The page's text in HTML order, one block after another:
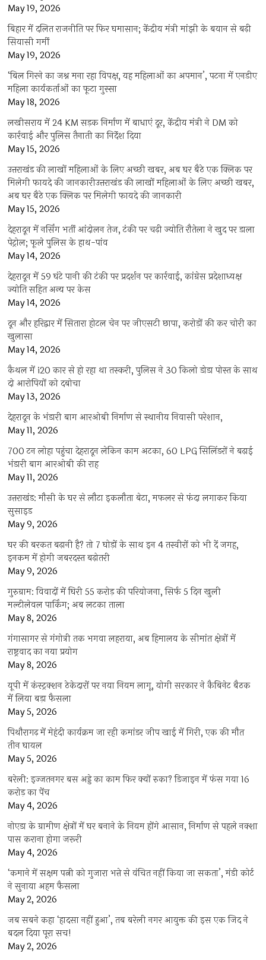
May 19, 2026
बिहार में दलित राजनीति पर फिर घमासान; केंद्रीय मंत्री मांझी के बयान से बढ़ी
सियासी गर्मी
May 19, 2026
‘बिल गिरने का जश्न मना रहा विपक्ष, यह महिलाओं का अपमान’, पटना में एनडीए
महिला कार्यकर्ताओं का फूटा गुस्सा
May 18, 2026
लखीसराय में 24 KM सड़क निर्माण में बाधाएं दूर, केंद्रीय मंत्री ने DM को
कार्रवाई और पुलिस तैनाती का निर्देश दिया
May 15, 2026
उत्तराखंड की लाखों महिलाओं के लिए अच्छी खबर, अब घर बैठे एक क्लिक पर
मिलेगी फायदे की जानकारीउत्तराखंड की लाखों महिलाओं के लिए अच्छी खबर,
अब घर बैठे एक क्लिक पर मिलेगी फायदे की जानकारी
May 15, 2026
देहरादून में नर्सिंग भर्ती आंदोलन तेज, टंकी पर चढ़ी ज्योति रौतेला ने खुद पर डाला
पेट्रोल; फूले पुलिस के हाथ-पांव
May 14, 2026
देहरादून में 59 घंटे पानी की टंकी पर प्रदर्शन पर कार्रवाई, कांग्रेस प्रदेशाध्यक्ष
ज्योति सहित अन्य पर केस
May 14, 2026
दून और हरिद्वार में सितारा होटल चेन पर जीएसटी छापा, करोड़ों की कर चोरी का
खुलासा
May 14, 2026
कैथल में i20 कार से हो रहा था तस्करी, पुलिस ने 30 किलो डोडा पोस्त के साथ
दो आरोपियों को दबोचा
May 13, 2026
देहरादून के भंडारी बाग आरओबी निर्माण से स्थानीय निवासी परेशान,
May 11, 2026
700 टन लोहा पहुंचा देहरादून लेकिन काम अटका, 60 LPG सिलिंडरों ने बढ़ाई
भंडारी बाग आरओबी की राह
May 11, 2026
उत्तराखंड: मौसी के घर से लौटा इकलौता बेटा, मफलर से फंदा लगाकर किया
सुसाइड
May 9, 2026
घर की बरकत बढ़ानी है? तो 7 घोड़ों के साथ इन 4 तस्वीरों को भी दें जगह,
इनकम में होगी जबरदस्त बढ़ोतरी
May 9, 2026
गुरुग्राम: विवादों में घिरी 55 करोड़ की परियोजना, सिर्फ 5 दिन खुली
मल्टीलेवल पार्किंग; अब लटका ताला
May 8, 2026
गंगासागर से गंगोत्री तक भगवा लहराया, अब हिमालय के सीमांत क्षेत्रों में
राष्ट्रवाद का नया प्रयोग
May 8, 2026
यूपी में कंस्ट्रक्शन ठेकेदारों पर नया नियम लागू, योगी सरकार ने कैबिनेट बैठक
में लिया बड़ा फैसला
May 5, 2026
पिथौरागढ़ में मेहंदी कार्यक्रम जा रही कमांडर जीप खाई में गिरी, एक की मौत
तीन घायल
May 5, 2026
बरेली: इज्जतनगर बस अड्डे का काम फिर क्यों रुका? डिजाइन में फंस गया 16
करोड़ का पेंच
May 4, 2026
नोएडा के ग्रामीण क्षेत्रों में घर बनाने के नियम होंगे आसान, निर्माण से पहले नक्शा
पास कराना होगा जरूरी
May 4, 2026
‘कमाने में सक्षम पत्नी को गुजारा भत्ते से वंचित नहीं किया जा सकता’, मंडी कोर्ट
ने सुनाया अहम फैसला
May 2, 2026
जब सबने कहा ‘हादसा नहीं हुआ’, तब बरेली नगर आयुक्त की इस एक जिद ने
बदल दिया पूरा सच!
May 2, 2026